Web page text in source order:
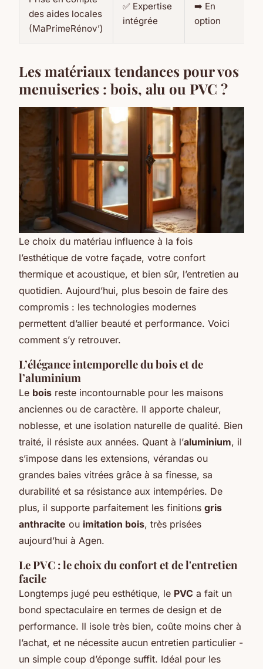
des aides locales
(MaPrimeRénov’)
✅ Expertise
intégrée
➡️ En
option
Les matériaux tendances pour vos
menuiseries : bois, alu ou PVC ?
Le choix du matériau influence à la fois
l’esthétique de votre façade, votre confort
thermique et acoustique, et bien sûr, l’entretien au
quotidien. Aujourd’hui, plus besoin de faire des
compromis : les technologies modernes
permettent d’allier beauté et performance. Voici
comment s’y retrouver.
L’élégance intemporelle du bois et de
l’aluminium
Le bois reste incontournable pour les maisons
anciennes ou de caractère. Il apporte chaleur,
noblesse, et une isolation naturelle de qualité. Bien
traité, il résiste aux années. Quant à l’aluminium, il
s’impose dans les extensions, vérandas ou
grandes baies vitrées grâce à sa finesse, sa
durabilité et sa résistance aux intempéries. De
plus, il supporte parfaitement les finitions gris
anthracite ou imitation bois, très prisées
aujourd’hui à Agen.
Le PVC : le choix du confort et de l'entretien
facile
Longtemps jugé peu esthétique, le PVC a fait un
bond spectaculaire en termes de design et de
performance. Il isole très bien, coûte moins cher à
l’achat, et ne nécessite aucun entretien particulier -
un simple coup d’éponge suffit. Idéal pour les